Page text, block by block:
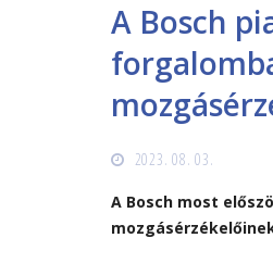
A Bosch
2023. 08. 03.
A Bosch most